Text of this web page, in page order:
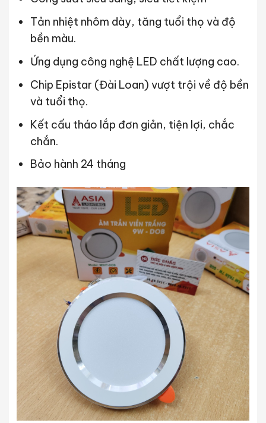
Tản nhiệt nhôm dày, tăng tuổi thọ và độ
bền màu.
Ứng dụng công nghệ LED chất lượng cao.
Chip Epistar (Đài Loan) vượt trội về độ bền
và tuổi thọ.
Kết cấu tháo lắp đơn giản, tiện lợi, chắc
chắn.
Bảo hành 24 tháng